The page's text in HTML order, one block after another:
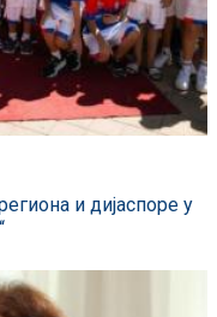
и дијаспоре у